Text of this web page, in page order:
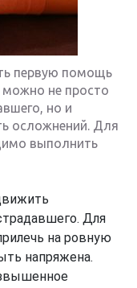
первую помощь
можно не просто
но и
осложнений. Для
выполнить
Для
на ровную
напряжена.